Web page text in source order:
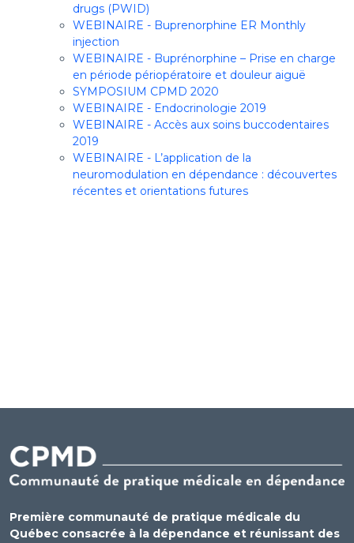
drugs (PWID)
WEBINAIRE - Buprenorphine ER Monthly
injection
WEBINAIRE - Buprénorphine – Prise en charge
en période périopératoire et douleur aiguë
SYMPOSIUM CPMD 2020
WEBINAIRE - Endocrinologie 2019
WEBINAIRE - Accès aux soins buccodentaires
2019
WEBINAIRE - L’application de la
neuromodulation en dépendance : découvertes
récentes et orientations futures
Première communauté de pratique médicale du
Québec consacrée à la dépendance et réunissant des